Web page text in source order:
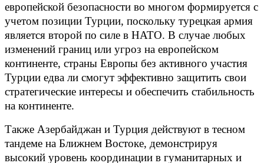
европейской безопасности во многом формируется с
учетом позиции Турции, поскольку турецкая армия
является второй по силе в НАТО. В случае любых
изменений границ или угроз на европейском
континенте, страны Европы без активного участия
Турции едва ли смогут эффективно защитить свои
стратегические интересы и обеспечить стабильность
на континенте.
Также Азербайджан и Турция действуют в тесном
тандеме на Ближнем Востоке, демонстрируя
высокий уровень координации в гуманитарных и